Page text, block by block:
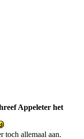
Appeleter het
toch allemaal aan.